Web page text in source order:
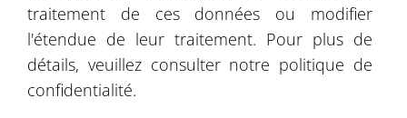
traitement de ces données ou modifier
l'étendue de leur traitement. Pour plus de
détails, veuillez consulter notre politique de
confidentialité.